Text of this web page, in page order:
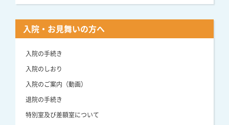
入院・お見舞いの方へ
入院の手続き
入院のしおり
入院のご案内（動画）
退院の手続き
特別室及び差額室について